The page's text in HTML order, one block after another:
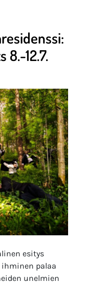
8.-12.7.
esitys
ihminen palaa
unelmien